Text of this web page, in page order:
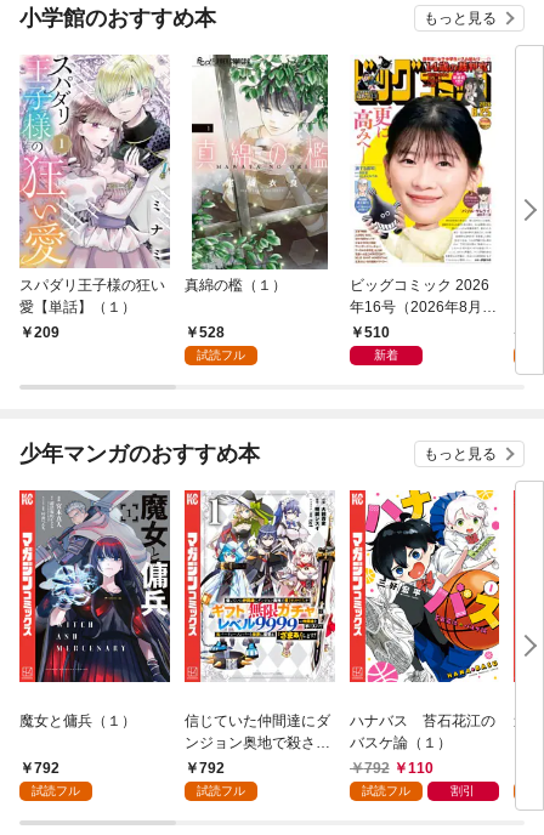
小学館のおすすめ本 もっと見る
スパダリ王子様の狂い
愛【単話】（１）
209
真綿の檻（１）
528
試読フル
ビッグコミック 2026
年16号（2026年8月7
日発売）
510
新着
少年マンガのおすすめ本 もっと見る
魔女と傭兵（１）
792
試読フル
信じていた仲間達にダ
ンジョン奥地で殺され
かけたがギフト『無限
ガチャ』でレベル９９
792
試読フル
ハナバス 苔石花江の
バスケ論（１）
792
110
試読フル 割引
追
強
～